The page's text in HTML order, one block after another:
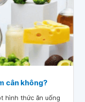
cân không?
hình thức ăn uống